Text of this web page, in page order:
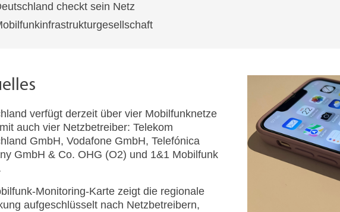
checkt sein Netz
verfügt derzeit über vier Mobilfunknetze
auch vier Netzbetreiber: Telekom
GmbH, Vodafone GmbH, Telefónica
GmbH & Co. OHG (O2) und 1&1 Mobilfunk
Monitoring-Karte zeigt die regionale
aufgeschlüsselt nach Netzbetreibern,